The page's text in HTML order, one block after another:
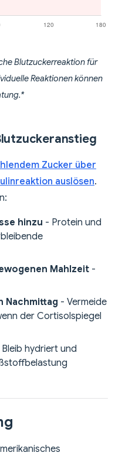
Blutzuckerreaktion für
Reaktionen können
Zucker über
auslösen.
hinzu - Protein und
Mahlzeit -
Nachmittag - Vermeide
der Cortisolspiegel
hydriert und